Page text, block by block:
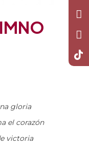
gloria
el corazón
victoria